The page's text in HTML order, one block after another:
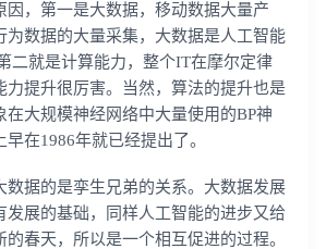
因，第一是大数据，移动数据大量产
为数据的大量采集，大数据是人工智能
二就是计算能力，整个IT在摩尔定律
力提升很厉害。当然，算法的提升也是
在大规模神经网络中大量使用的BP神
在1986年就已经提出了。
据的是孪生兄弟的关系。大数据发展
发展的基础，同样人工智能的进步又给
春天，所以是一个相互促进的过程。